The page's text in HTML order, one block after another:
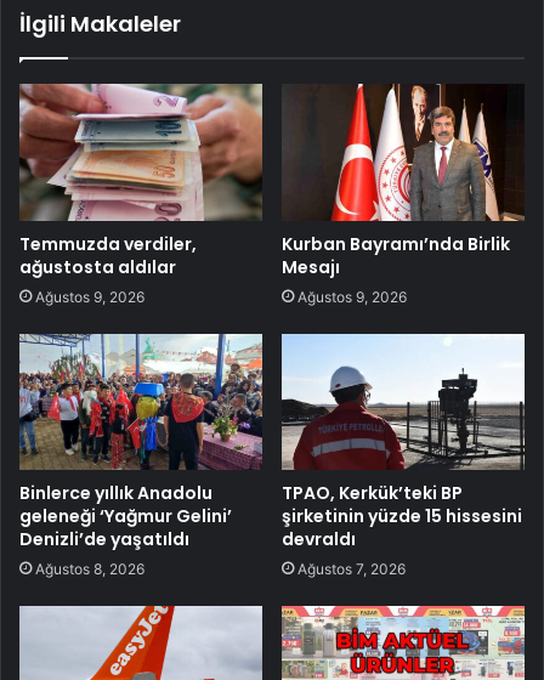
İlgili Makaleler
Temmuzda verdiler,
ağustosta aldılar
Ağustos 9, 2026
Kurban Bayramı’nda Birlik
Mesajı
Ağustos 9, 2026
Binlerce yıllık Anadolu
geleneği ‘Yağmur Gelini’
Denizli’de yaşatıldı
Ağustos 8, 2026
TPAO, Kerkük’teki BP
şirketinin yüzde 15 hissesini
devraldı
Ağustos 7, 2026